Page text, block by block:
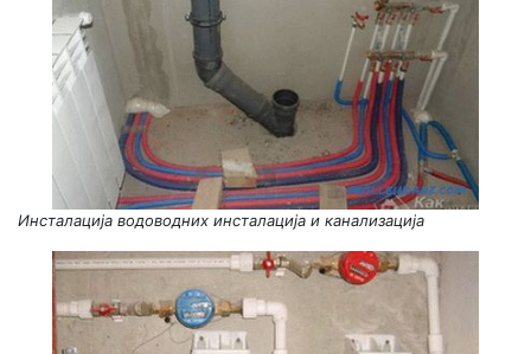
Инсталација водоводних инсталација и канализација